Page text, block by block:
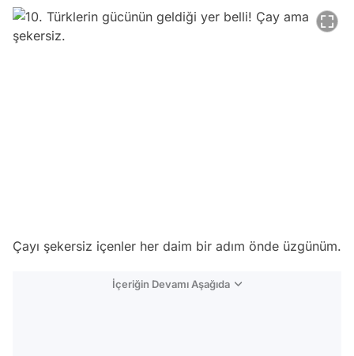
Çayı şekersiz içenler her daim bir adım önde üzgünüm.
İçeriğin Devamı Aşağıda